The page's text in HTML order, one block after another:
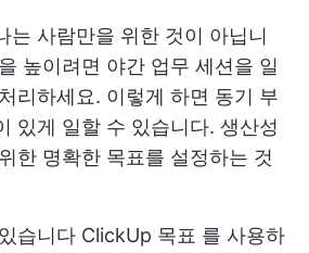
는 사람만을 위한 것이 아닙니
높이려면 야간 업무 세션을 일
리하세요. 이렇게 하면 동기 부
있게 일할 수 있습니다. 생산성
한 명확한 목표를 설정하는 것
습니다 ClickUp 목표 를 사용하